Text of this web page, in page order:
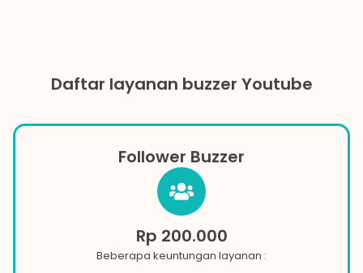
Daftar layanan buzzer Youtube
Follower Buzzer
Rp 200.000
Beberapa keuntungan layanan :